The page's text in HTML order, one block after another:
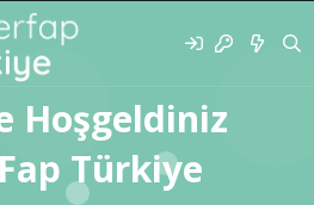
Hoşgeldiniz
Türkiye